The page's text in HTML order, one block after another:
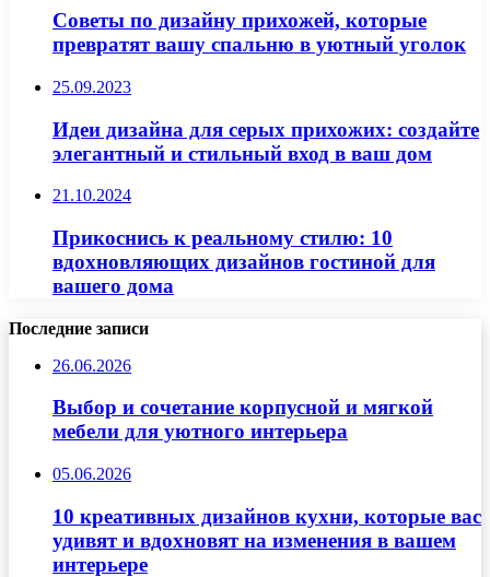
Советы по дизайну прихожей, которые
превратят вашу спальню в уютный уголок
25.09.2023
Идеи дизайна для серых прихожих: создайте
элегантный и стильный вход в ваш дом
21.10.2024
Прикоснись к реальному стилю: 10
вдохновляющих дизайнов гостиной для
вашего дома
Последние записи
26.06.2026
Выбор и сочетание корпусной и мягкой
мебели для уютного интерьера
05.06.2026
10 креативных дизайнов кухни, которые вас
удивят и вдохновят на изменения в вашем
интерьере